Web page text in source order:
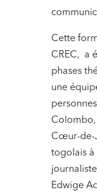
Cette
CREC, a
phases
une
Colombo,
Cœur-de-
togolais à
Edwige